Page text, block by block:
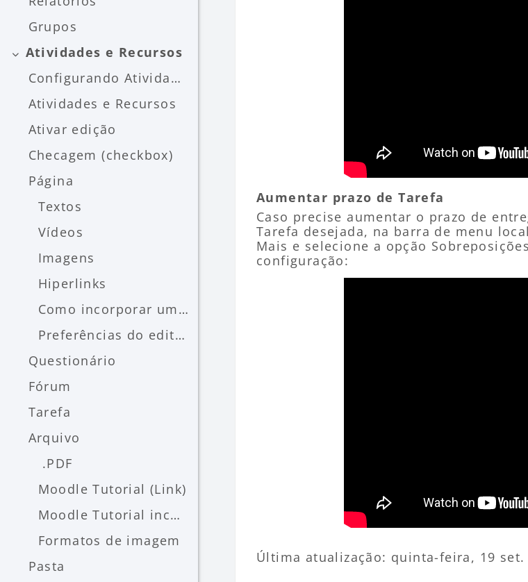
Grupos
Contrair
Atividades e Recursos
Configurando Atividades e Recursos do curso Entend...
Atividades e Recursos
Ativar edição
Checagem (checkbox)
Página
Textos
Vídeos
Imagens
Hiperlinks
Como incorporar um site (embeded)
Preferências do editor de texto
Questionário
Fórum
Tarefa
Arquivo
.PDF
Moodle Tutorial (Link)
Moodle Tutorial incorporado
Formatos de imagem
Pasta
Aumentar prazo de Tarefa
Caso precise aumentar o prazo de
Tarefa desejada, na barra de menu
Mais e selecione a opção
configuração:
Última atualização: quinta-feira, 19 set.